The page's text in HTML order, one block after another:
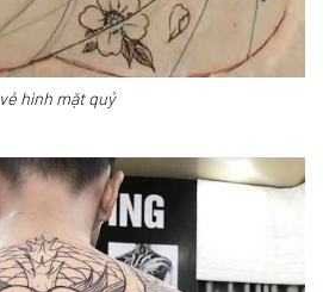
vẻ hình mặt quỷ